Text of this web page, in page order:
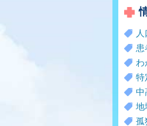
患
わ
特
中
地
孤